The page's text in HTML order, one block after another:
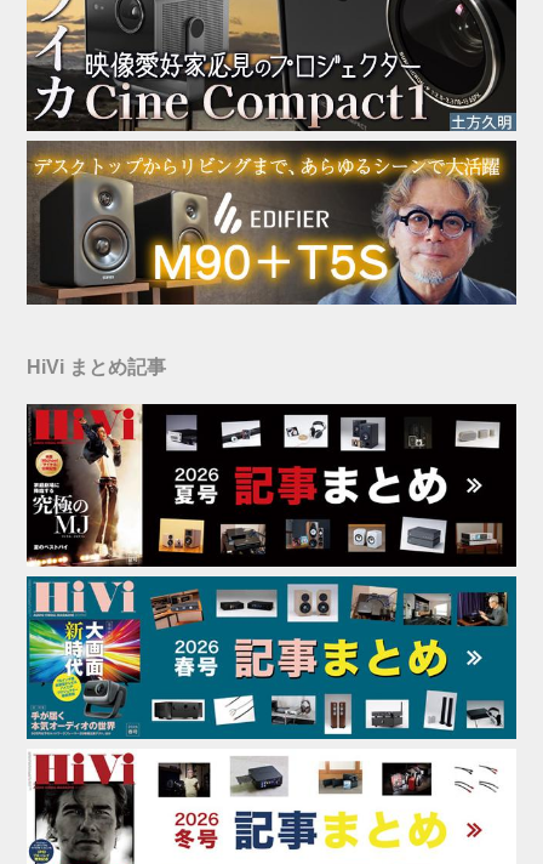
HiVi まとめ記事